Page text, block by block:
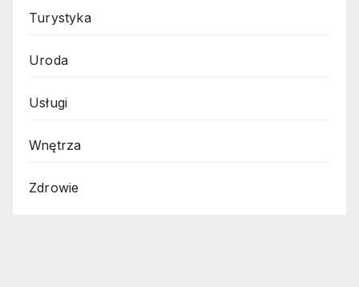
Turystyka
Uroda
Usługi
Wnętrza
Zdrowie